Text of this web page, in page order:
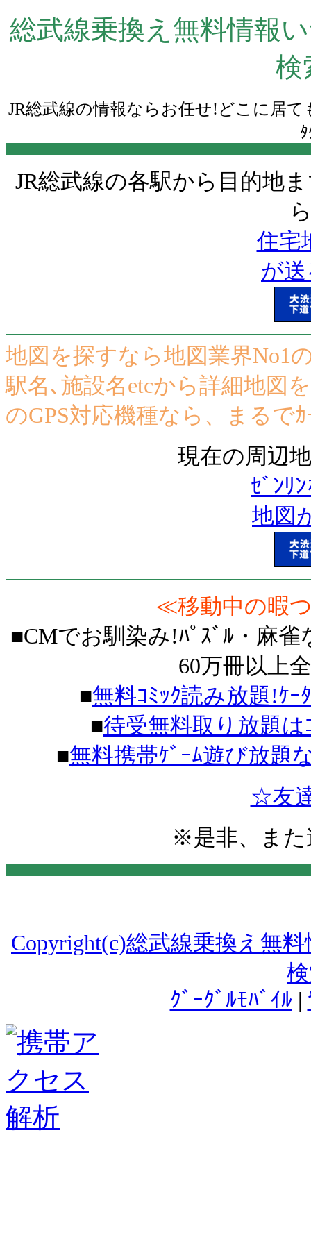
総武線乗換え無料情報
検
JR総武線の情報ならお任せ!どこに居
JR総武線の各駅から目的地
住宅
が
地図を探すなら地図業界No1
駅名､施設名etcから詳細地図
のGPS対応機種なら、まるで
現在の周辺
ｾﾞﾝﾘ
地図
≪移動中の暇
■CMでお馴染み!ﾊﾟｽﾞﾙ・麻雀
60万冊以上
■無料ｺﾐｯｸ読み放題!ｹ
■待受無料取り放題
■無料携帯ｹﾞｰﾑ遊び放題
☆友
※是非、ま
Copyright(c)総武線乗換え無
ｸﾞｰｸﾞﾙﾓﾊﾞｲﾙ|